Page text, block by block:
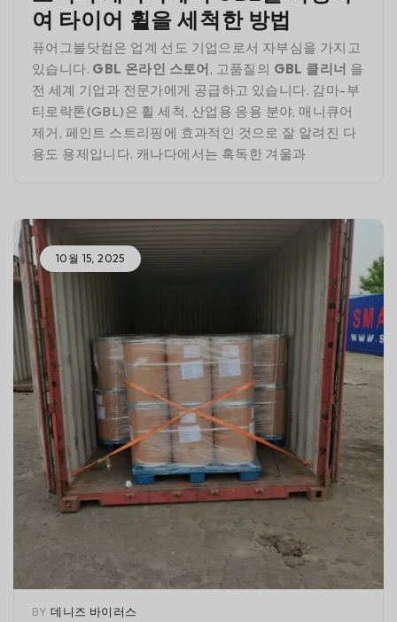
여 타이어 휠을 세척한 방법
퓨어그블닷컴은 업계 선도 기업으로서 자부심을 가지고
있습니다. GBL 온라인 스토어 , 고품질의 GBL 클리너 을
전 세계 기업과 전문가에게 공급하고 있습니다. 감마-부
티로락톤(GBL)은 휠 세척, 산업용 응용 분야, 매니큐어
제거, 페인트 스트리핑에 효과적인 것으로 잘 알려진 다
용도 용제입니다. 캐나다에서는 혹독한 겨울과
10월 15, 2025
BY 데니즈 바이러스